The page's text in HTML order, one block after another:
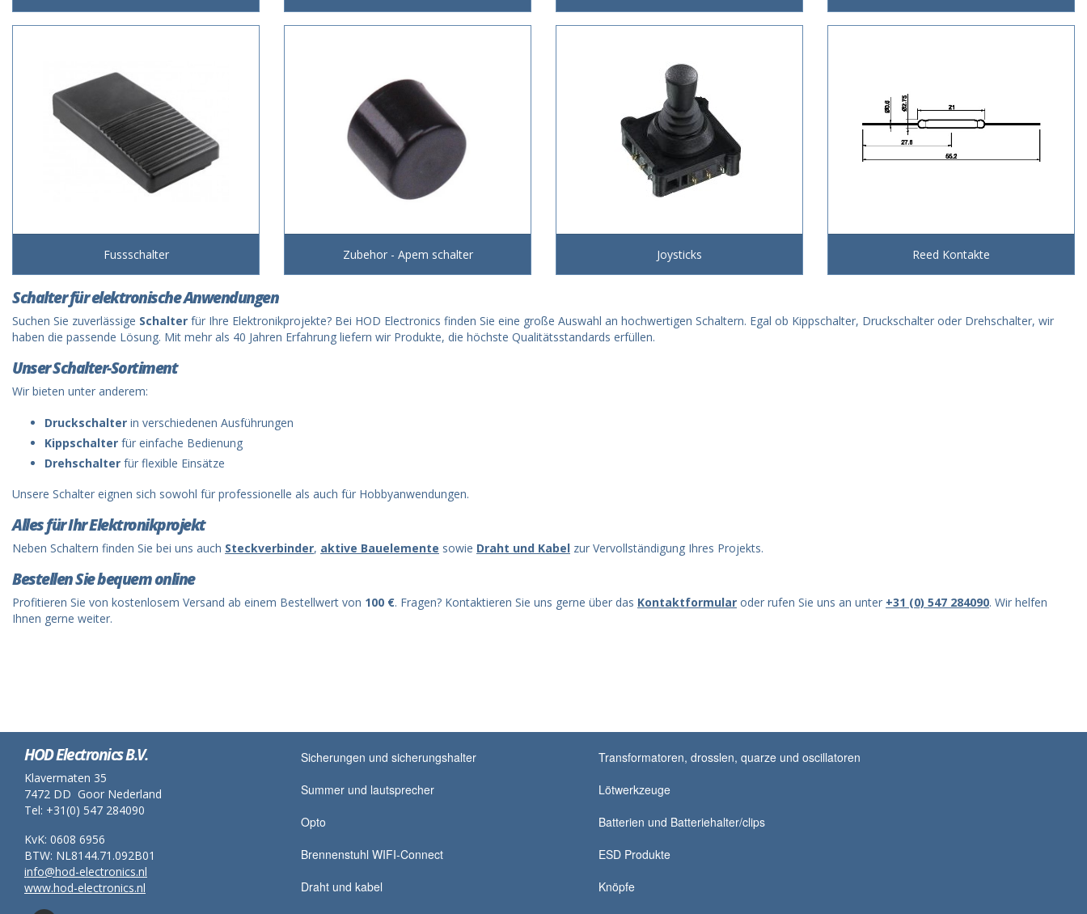
Fussschalter Zubehor - Apem schalter Joysticks Reed Kontakte
Schalter für elektronische Anwendungen
Suchen Sie zuverlässige Schalter für Ihre Elektronikprojekte? Bei HOD Electronics finden Sie eine große Auswahl an hochwertigen Schaltern. Egal ob Kippschalter, Druckschalter oder Drehschalter, wir
haben die passende Lösung. Mit mehr als 40 Jahren Erfahrung liefern wir Produkte, die höchste Qualitätsstandards erfüllen.
Unser Schalter-Sortiment
Wir bieten unter anderem:
Druckschalter in verschiedenen Ausführungen
Kippschalter für einfache Bedienung
Drehschalter für flexible Einsätze
Unsere Schalter eignen sich sowohl für professionelle als auch für Hobbyanwendungen.
Alles für Ihr Elektronikprojekt
Neben Schaltern finden Sie bei uns auch Steckverbinder, aktive Bauelemente sowie Draht und Kabel zur Vervollständigung Ihres Projekts.
Bestellen Sie bequem online
Profitieren Sie von kostenlosem Versand ab einem Bestellwert von 100 €. Fragen? Kontaktieren Sie uns gerne über das Kontaktformular oder rufen Sie uns an unter +31 (0) 547 284090. Wir helfen
Ihnen gerne weiter.
HOD Electronics B.V.
Klavermaten 35
7472 DD Goor Nederland
Tel: +31(0) 547 284090
KvK: 0608 6956
BTW: NL8144.71.092B01
info@hod-electronics.nl
www.hod-electronics.nl
Sicherungen und sicherungshalter
Summer und lautsprecher
Opto
Brennenstuhl WIFI-Connect
Draht und kabel
Transformatoren, drosslen, quarze und oscillatoren
Lötwerkzeuge
Batterien und Batteriehalter/clips
ESD Produkte
Knöpfe